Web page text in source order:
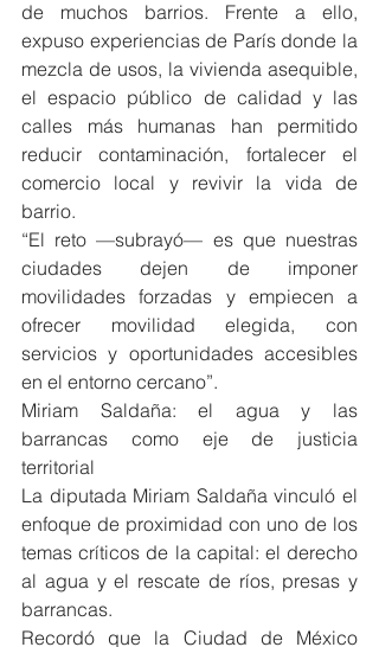
de muchos barrios. Frente a ello,
expuso experiencias de París donde la
mezcla de usos, la vivienda asequible,
el espacio público de calidad y las
calles más humanas han permitido
reducir contaminación, fortalecer el
comercio local y revivir la vida de
barrio.
“El reto —subrayó— es que nuestras
ciudades dejen de imponer
movilidades forzadas y empiecen a
ofrecer movilidad elegida, con
servicios y oportunidades accesibles
en el entorno cercano”.
Miriam Saldaña: el agua y las
barrancas como eje de justicia
territorial
La diputada Miriam Saldaña vinculó el
enfoque de proximidad con uno de los
temas críticos de la capital: el derecho
al agua y el rescate de ríos, presas y
barrancas.
Recordó que la Ciudad de México